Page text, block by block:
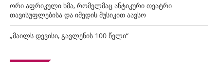
ორი აფრიკული ხმა, რომელმაც ანტიკური თეატრი
თავისუფლებისა და იმედის მუსიკით აავსო
„მაილს დევისი, გავლენის 100 წელი“